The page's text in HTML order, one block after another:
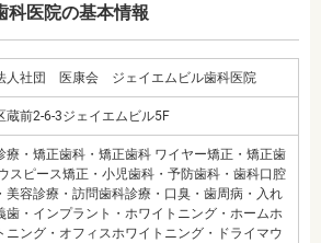
科医院の基本情報
人社団 医康会 ジェイエムビル歯科医院
蔵前2-6-3ジェイエムビル5F
療・矯正歯科・矯正歯科 ワイヤー矯正・矯正歯
スピース矯正・小児歯科・予防歯科・歯科口腔
美容診療・訪問歯科診療・口臭・歯周病・入れ
歯・インプラント・ホワイトニング・ホームホ
ニング・オフィスホワイトニング・ドライマウ